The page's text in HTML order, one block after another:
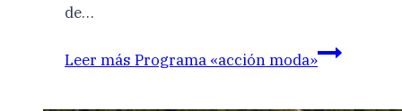
de…
Leer más Programa «acción moda»